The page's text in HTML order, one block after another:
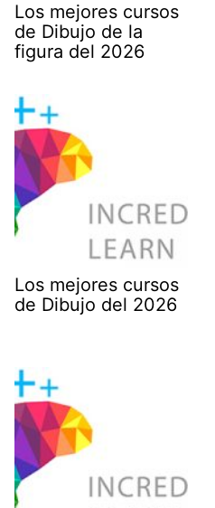
Los mejores cursos
de Dibujo de la
figura del 2026
Los mejores cursos
de Dibujo del 2026